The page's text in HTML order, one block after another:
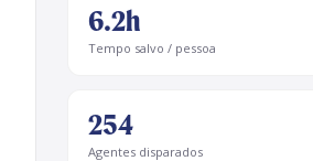
6.2h
Tempo salvo / pessoa
254
Agentes disparados